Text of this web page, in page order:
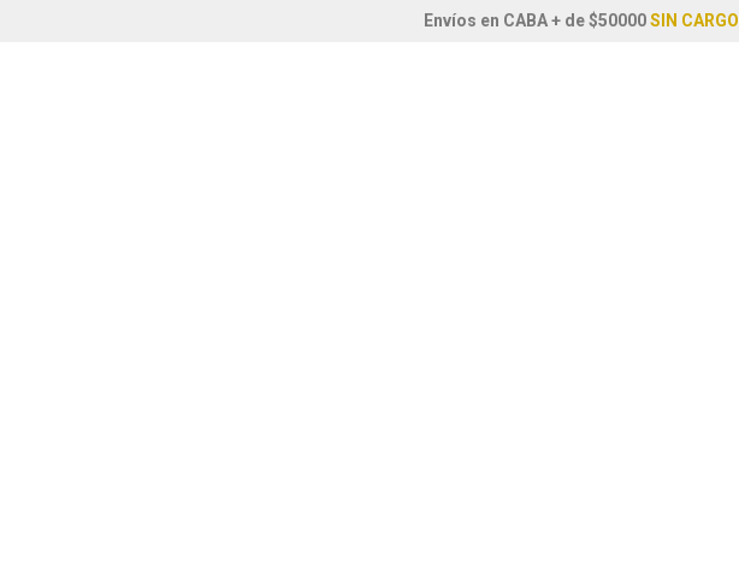
Envíos en CABA + de $50000SIN CARGO